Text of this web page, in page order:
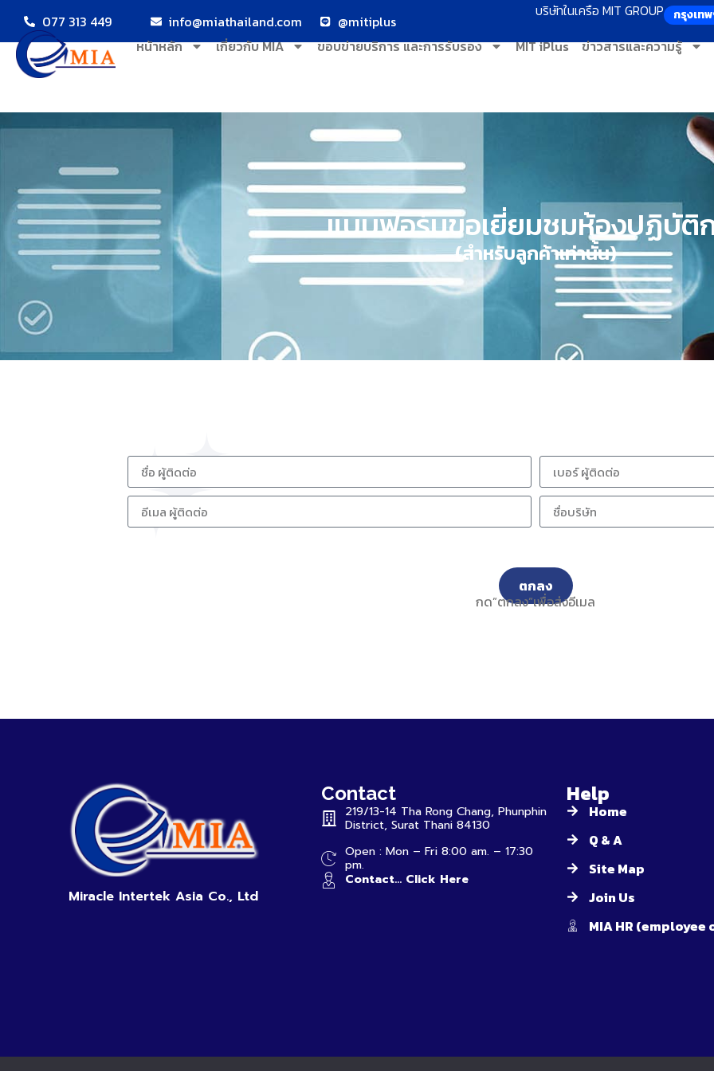
077 313 449 info@miathailand.com @mitiplus
บริษัทในเครือ MIT GROUP กรุงเท
หน้าหลัก เกี่ยวกับ MIA ขอบข่ายบริการ และการรับรอง MIT iPlus ข่าวสารและความรู้
แบบฟอร์มขอเยี่ยมชมห้องปฏิบัติ
(สำหรับลูกค้าเท่านั้น)
ตกลง
กด”ตกลง”เพื่อส่งอีเมล
Miracle Intertek Asia Co., Ltd
Contact
219/13-14 Tha Rong Chang, Phunphin
District, Surat Thani 84130
Open : Mon – Fri 8:00 am. – 17:30
pm.
Contact... Click Here
Help
Home
Q & A
Site Map
Join Us
MIA HR (employee